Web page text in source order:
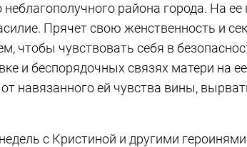
района города. На
Прячет свою женственность и
чтобы чувствовать себя в
и беспорядочных связях матери на
навязанного ей чувства вины,
с Кристиной и другими